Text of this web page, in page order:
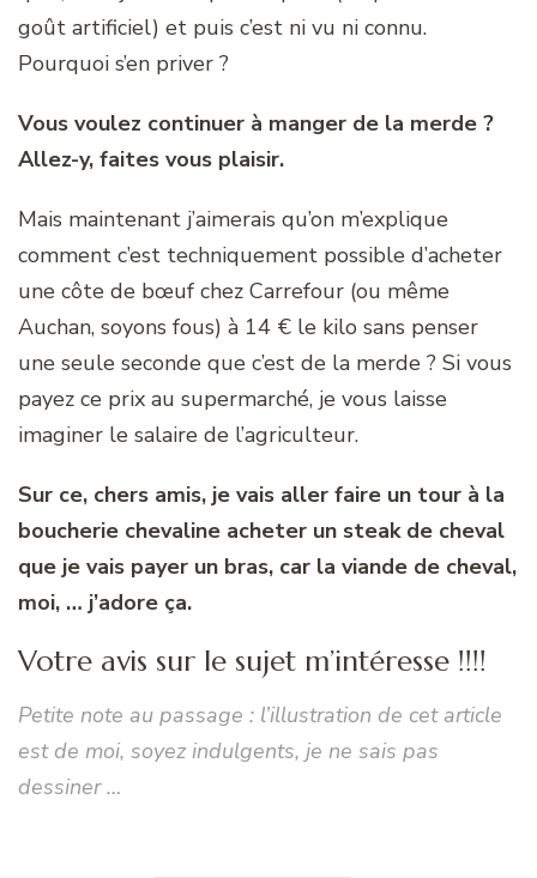
goût artificiel) et puis c’est ni vu ni connu.
Pourquoi s’en priver ?
Vous voulez continuer à manger de la merde ?
Allez-y, faites vous plaisir.
Mais maintenant j’aimerais qu’on m’explique
comment c’est techniquement possible d’acheter
une côte de bœuf chez Carrefour (ou même
Auchan, soyons fous) à 14 € le kilo sans penser
une seule seconde que c’est de la merde ? Si vous
payez ce prix au supermarché, je vous laisse
imaginer le salaire de l’agriculteur.
Sur ce, chers amis, je vais aller faire un tour à la
boucherie chevaline acheter un steak de cheval
que je vais payer un bras, car la viande de cheval,
moi, … j’adore ça.
Votre avis sur le sujet m’intéresse !!!!
Petite note au passage : l’illustration de cet article
est de moi, soyez indulgents, je ne sais pas
dessiner …